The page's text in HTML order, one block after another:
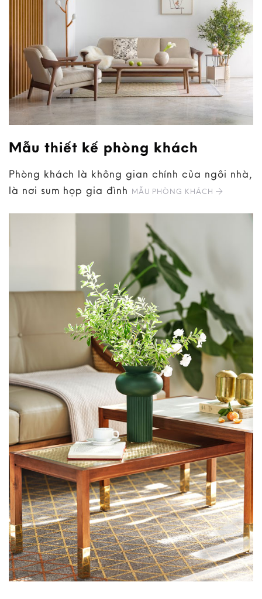
Mẫu thiết kế phòng khách
Phòng khách là không gian chính của ngôi nhà,
là nơi sum họp gia đình MẪU PHÒNG KHÁCH